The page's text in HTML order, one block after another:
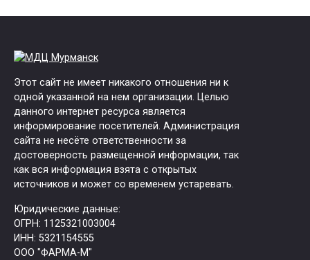
Этот сайт не имеет никакого отношения ни к
одной указанной на нем организации. Целью
данного интернет ресурса является
информирование посетителей. Администрация
сайта не несёте ответственности за
достоверность размещенной информации, так
как вся информация взята с открытых
источников и может со временем устаревать.
Юридические данные:
ОГРН: 1125321003004
ИНН: 5321154555
ООО "ФАРМА-М"